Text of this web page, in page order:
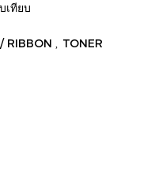
เทียบ
RIBBON , TONER